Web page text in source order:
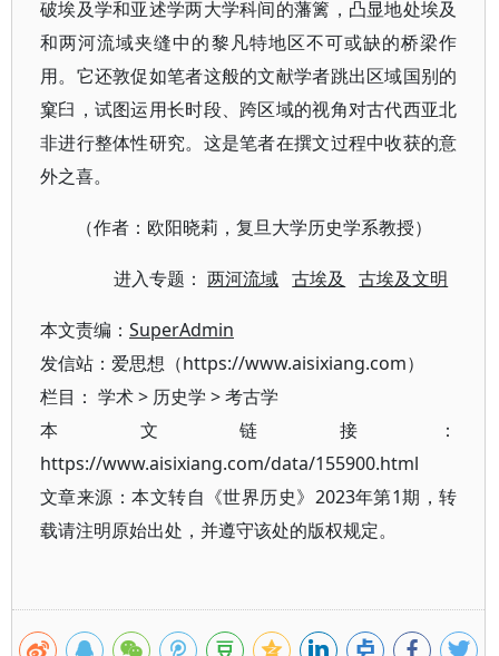
破埃及学和亚述学两大学科间的藩篱，凸显地处埃及
和两河流域夹缝中的黎凡特地区不可或缺的桥梁作
用。它还敦促如笔者这般的文献学者跳出区域国别的
窠臼，试图运用长时段、跨区域的视角对古代西亚北
非进行整体性研究。这是笔者在撰文过程中收获的意
外之喜。
（作者：欧阳晓莉，复旦大学历史学系教授）
进入专题：两河流域 古埃及 古埃及文明
本文责编： SuperAdmin
发信站：爱思想（https://www.aisixiang.com）
栏目： 学术> 历史学 >考古学
本文链接：
https://www.aisixiang.com/data/155900.html
文章来源：本文转自《世界历史》2023年第1期，转
载请注明原始出处，并遵守该处的版权规定。